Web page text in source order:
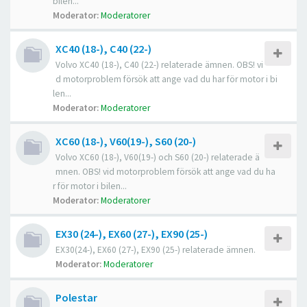
Moderator:Moderatorer
XC40 (18-), C40 (22-)
Volvo XC40 (18-), C40 (22-) relaterade ämnen. OBS! vi
d motorproblem försök att ange vad du har för motor i bi
len...
Moderator:Moderatorer
XC60 (18-), V60(19-), S60 (20-)
Volvo XC60 (18-), V60(19-) och S60 (20-) relaterade ä
mnen. OBS! vid motorproblem försök att ange vad du ha
r för motor i bilen...
Moderator:Moderatorer
EX30 (24-), EX60 (27-), EX90 (25-)
EX30(24-), EX60 (27-), EX90 (25-) relaterade ämnen.
Moderator:Moderatorer
Polestar